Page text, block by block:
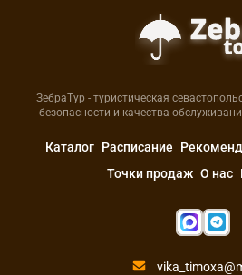
ЗебраТур - туристическая
безопасности и качества
Каталог Расписание
Точки продаж О нас